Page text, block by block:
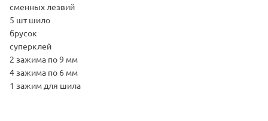
сменных лезвий
5 шт шило
брусок
суперклей
2 зажима по 9 мм
4 зажима по 6 мм
1 зажим для шила